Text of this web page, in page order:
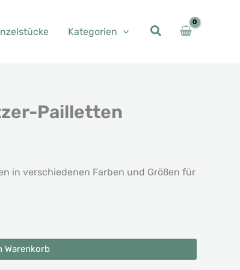
Kategorien
Pailletten
in verschiedenen Farben und Größen für
Warenkorb